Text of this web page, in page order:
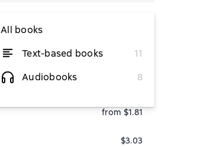
All books
Text-based books
11
Audiobooks
8
from $4.25
from $1.81
from $1.81
$3.03